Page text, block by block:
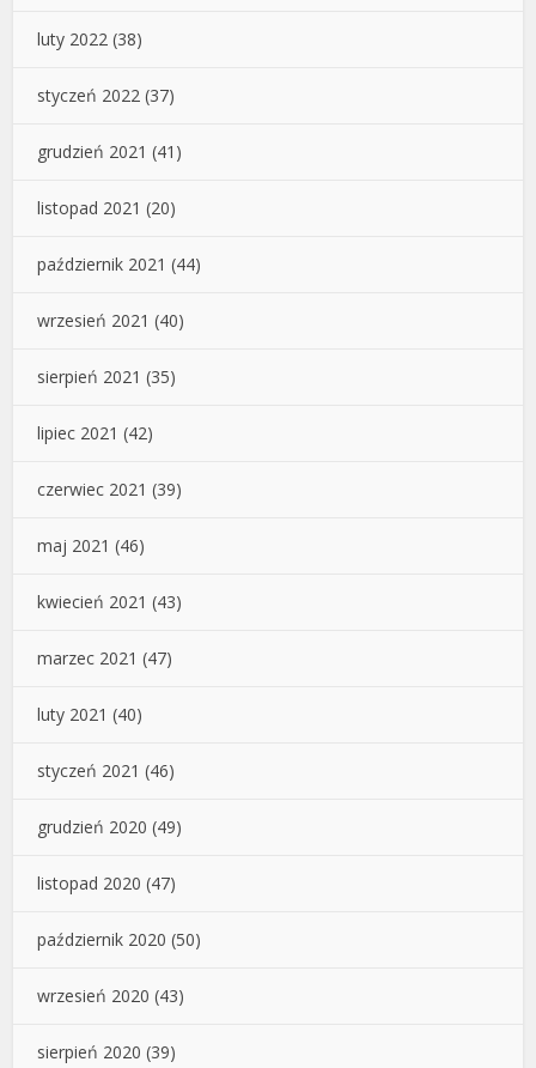
luty 2022 (38)
styczeń 2022 (37)
grudzień 2021 (41)
listopad 2021 (20)
październik 2021 (44)
wrzesień 2021 (40)
sierpień 2021 (35)
lipiec 2021 (42)
czerwiec 2021 (39)
maj 2021 (46)
kwiecień 2021 (43)
marzec 2021 (47)
luty 2021 (40)
styczeń 2021 (46)
grudzień 2020 (49)
listopad 2020 (47)
październik 2020 (50)
wrzesień 2020 (43)
sierpień 2020 (39)